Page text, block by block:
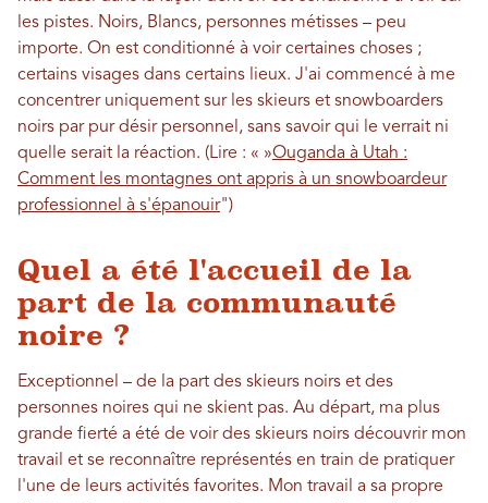
les pistes. Noirs, Blancs, personnes métisses – peu
importe. On est conditionné à voir certaines choses ;
certains visages dans certains lieux. J'ai commencé à me
concentrer uniquement sur les skieurs et snowboarders
noirs par pur désir personnel, sans savoir qui le verrait ni
quelle serait la réaction. (Lire : « »Ouganda à Utah :
Comment les montagnes ont appris à un snowboardeur
professionnel à s'épanouir")
Quel a été l'accueil de la
part de la communauté
noire ?
Exceptionnel – de la part des skieurs noirs et des
personnes noires qui ne skient pas. Au départ, ma plus
grande fierté a été de voir des skieurs noirs découvrir mon
travail et se reconnaître représentés en train de pratiquer
l'une de leurs activités favorites. Mon travail a sa propre